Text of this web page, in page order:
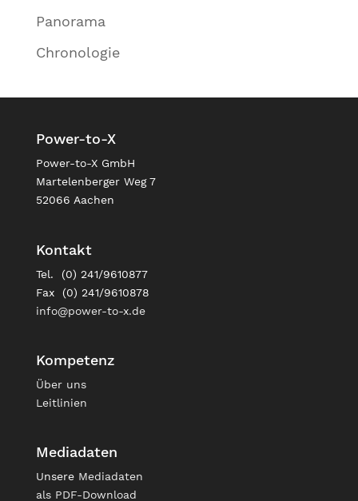
Panorama
Chronologie
Power-to-X
Power-to-X GmbH
Martelenberger Weg 7
52066 Aachen
Kontakt
Tel. (0) 241/9610877
Fax (0) 241/9610878
info@power-to-x.de
Kompetenz
Über uns
Leitlinien
Mediadaten
Unsere Mediadaten
als PDF-Download